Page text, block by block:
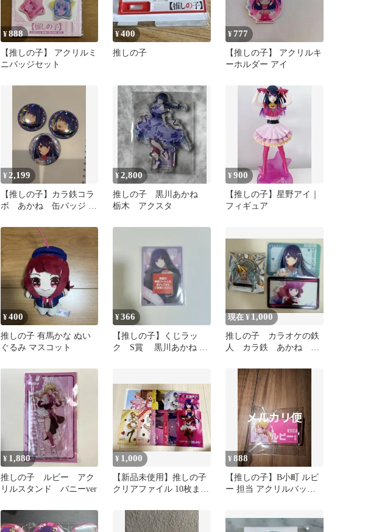
¥888
【推しの子】 アクリルミ
ニバッジセット
¥400
推しの子
¥ 777
【推しの子】 アクリルキ
ーホルダー アイ
¥ 2,199
【推しの子】カラ鉄コラ
ボ あかね 缶バッジ 3
¥2,800
推しの子 黒川あかね
栃木 アクスタ
¥900
【推しの子】星野アイ｜
フィギュア
¥400
推しの子 有馬かな ぬい
ぐるみ マスコット
¥366
【推しの子】くじラッ
ク S賞 黒川あかね カ
現在 ¥ 1,000
推しの子 カラオケの鉄
人 カラ鉄 あかね か
チャーム
¥ 1,880
推しの子 ルビー アク
リルスタンド バニーver
¥ 1,000
【新品未使用】推しの子
クリアファイル 10枚まと
¥888
【推しの子】B小町 ルビ
ー 担当 アクリルバッジ